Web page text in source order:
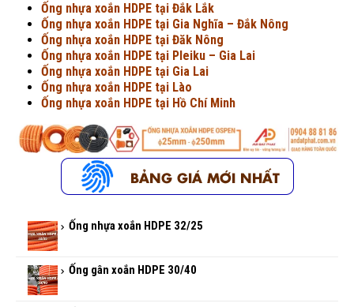
Ống nhựa xoắn HDPE tại Đắk Lắk
Ống nhựa xoắn HDPE tại Gia Nghĩa – Đắk Nông
Ống nhựa xoắn HDPE tại Đăk Nông
Ống nhựa xoắn HDPE tại Pleiku – Gia Lai
Ống nhựa xoắn HDPE tại Gia Lai
Ống nhựa xoắn HDPE tại Lào
Ống nhựa xoắn HDPE tại Hồ Chí Minh
Ống nhựa xoắn HDPE 32/25
Ống gân xoắn HDPE 30/40